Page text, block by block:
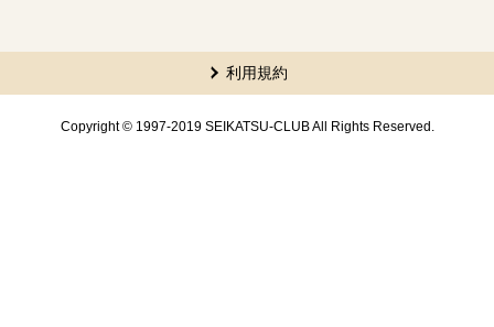
ここから共通フッターメニューです。
利用規約
Copyright © 1997-2019 SEIKATSU-CLUB All Rights Reserved.